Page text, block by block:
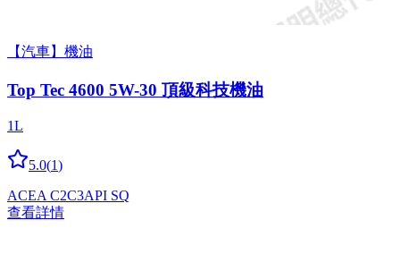
【汽車】機油
Top Tec 4600 5W-30 頂級科技機油
1L
5.0(1)
ACEA C2C3API SQ
查看詳情